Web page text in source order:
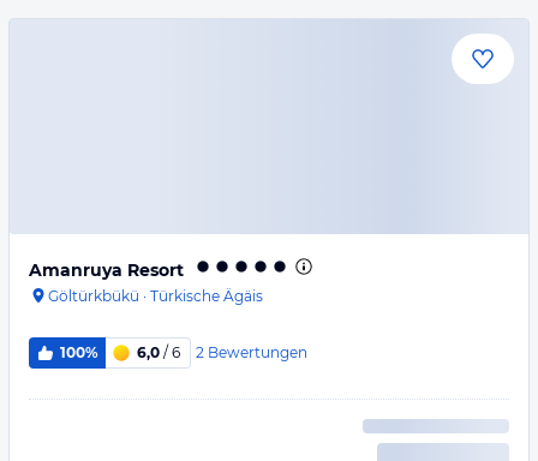
Amanruya Resort
Göltürkbükü · Türkische Ägäis
100% 6,0 / 6 2 Bewertungen